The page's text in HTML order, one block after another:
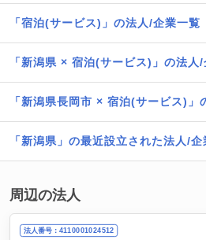
「宿泊(サービス)」の法人/企業一覧
「新潟県 × 宿泊(サービス)」の法人
「新潟県長岡市 × 宿泊(サービス)」
「新潟県」の最近設立された法人/企
周辺の法人
法人番号：4110001024512